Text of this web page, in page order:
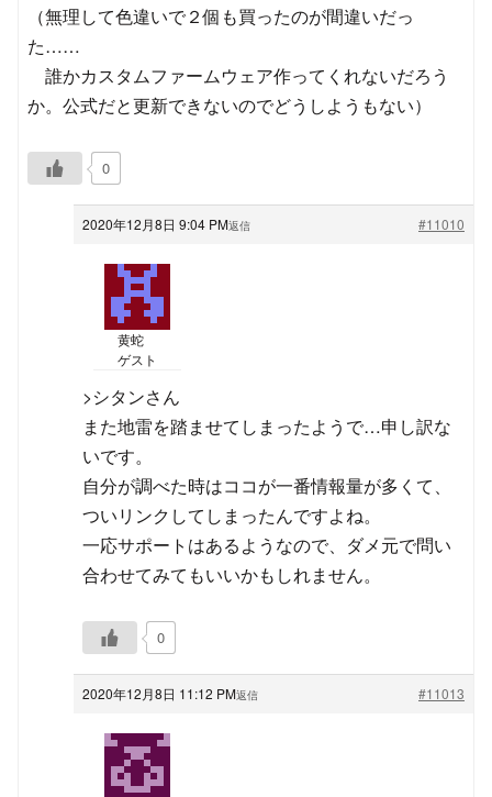
（無理して色違いで２個も買ったのが間違いだっ
た……
誰かカスタムファームウェア作ってくれないだろう
か。公式だと更新できないのでどうしようもない）
0
2020年12月8日 9:04 PM #11010
返信
黄蛇
ゲスト
>シタンさん
また地雷を踏ませてしまったようで…申し訳な
いです。
自分が調べた時はココが一番情報量が多くて、
ついリンクしてしまったんですよね。
一応サポートはあるようなので、ダメ元で問い
合わせてみてもいいかもしれません。
0
2020年12月8日 11:12 PM #11013
返信